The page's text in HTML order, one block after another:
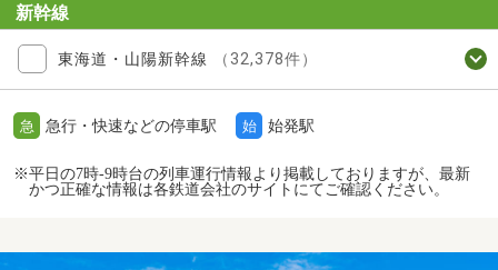
新幹線
東海道・山陽新幹線 （32,378件）
急 急行・快速などの停車駅 始 始発駅
※平日の7時-9時台の列車運行情報より掲載しておりますが、最新
かつ正確な情報は各鉄道会社のサイトにてご確認ください。